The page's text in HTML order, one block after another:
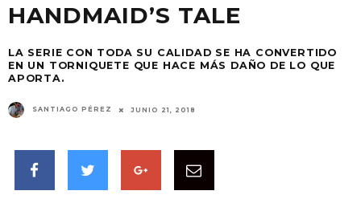
HANDMAID’S TALE
LA SERIE CON TODA SU CALIDAD SE HA CONVERTIDO
EN UN TORNIQUETE QUE HACE MÁS DAÑO DE LO QUE
APORTA.
SANTIAGO PÉREZ JUNIO 21, 2018